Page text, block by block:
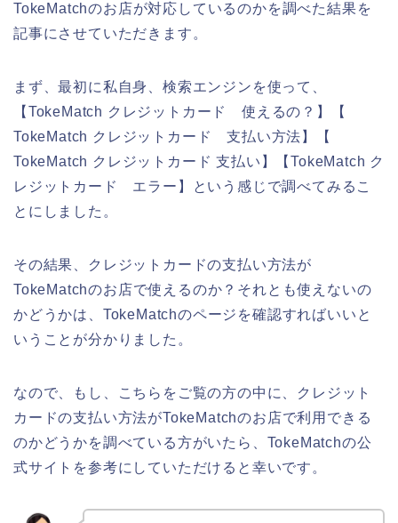
TokeMatchのお店が対応しているのかを調べた結果を
記事にさせていただきます。
まず、最初に私自身、検索エンジンを使って、
【TokeMatch クレジットカード 使えるの？】【
TokeMatch クレジットカード 支払い方法】【
TokeMatch クレジットカード 支払い】【TokeMatch ク
レジットカード エラー】という感じで調べてみるこ
とにしました。
その結果、クレジットカードの支払い方法が
TokeMatchのお店で使えるのか？それとも使えないの
かどうかは、TokeMatchのページを確認すればいいと
いうことが分かりました。
なので、もし、こちらをご覧の方の中に、クレジット
カードの支払い方法がTokeMatchのお店で利用できる
のかどうかを調べている方がいたら、TokeMatchの公
式サイトを参考にしていただけると幸いです。